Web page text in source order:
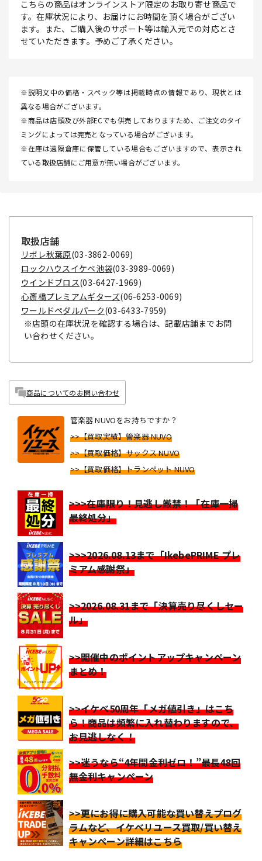
こちらの商品はオンラインストア限定のお取り寄せ商品で
す。在庫状況により、お届けにお時間を頂く場合がござい
ます。また、ご購入後のサポート等は輸入元での対応とさ
せていただきます。予めご了承ください。
※説明文中の価格・スペック等は掲載時点の情報であり、現状とは
異なる場合がございます。
※商品は店頭及び外部ECでも併売しておりますため、ご注文のタイ
ミングによっては完売となっている場合がございます。
※在庫は遠隔倉庫に保管している場合もございますので、表示され
ている取扱店舗にご用意が無い場合がございます。
取扱店舗
リボレ秋葉原(03-3862-0069)
ロックハウスイケベ池袋(03-3989-0069)
ウインドブロス(03-6427-1969)
心斎橋プレミアムギターズ(06-6253-0069)
ワールドペダルパーク(03-6433-7959)
※店頭の在庫状況を確認する場合は、記載店舗までお問
い合わせください。
商品についてのお問い合わせ
管楽器 NUVOをお持ちですか？
>>【買取実績】管楽器 NUVO
>>【買取価格】サックス NUVO
>>【買取価格】トランペット NUVO
>>>在庫限り！見逃し厳禁！「在庫一掃
最終処分」
>>>2026.08.13まで「IkebePRIME プレ
ミアム感謝祭」
>>2026.08.31まで「決算売り尽くしセー
ル」
>>開催中のポイントアップキャンペーン
まとめ！
>>イケベ50周年「メガ値引き」はこち
ら！商品は頻繁に入れ替わりますので、
お見逃しなく！
>>迷うなら“4年間金利ゼロ！”最長48回
無金利キャンペーン
>>更にお得に購入可能な買い替えプログ
ラムなど、イケベリユース買取/買い替え
キャンペーン詳細はこちら